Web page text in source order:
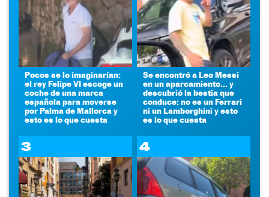
Pocos se lo imaginarían:
el rey Felipe VI escoge un
coche de una marca
española para moverse
por Palma de Mallorca y
esto es lo que cuesta
Se encontró a Leo Messi
en un aparcamiento... y
descubrió la bestia que
conduce: no es un Ferrari
ni un Lamborghini y esto
es lo que cuesta
3 4